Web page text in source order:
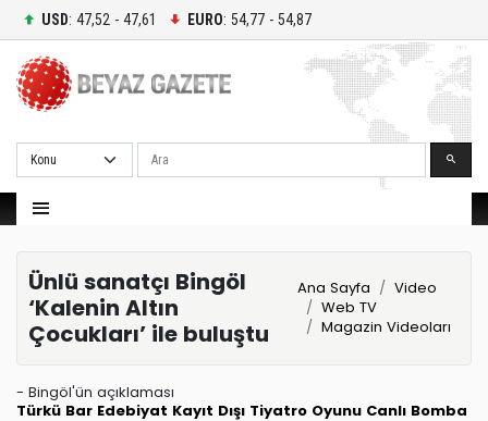
USD: 47,52 - 47,61 EURO: 54,77 - 54,87
Ara
Ünlü sanatçı Bingöl
‘Kalenin Altın
Çocukları’ ile buluştu
Ana Sayfa
Video
Web TV
Magazin Videoları
- Bingöl'ün açıklaması
Türkü Bar Edebiyat Kayıt Dışı Tiyatro Oyunu Canlı Bomba